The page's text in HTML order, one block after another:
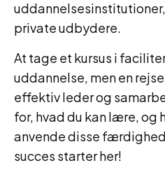
private udbydere.
At tage et kursus i
uddannelse, men en
effektiv leder og
for, hvad du kan lære, og
anvende disse
succes starter her!